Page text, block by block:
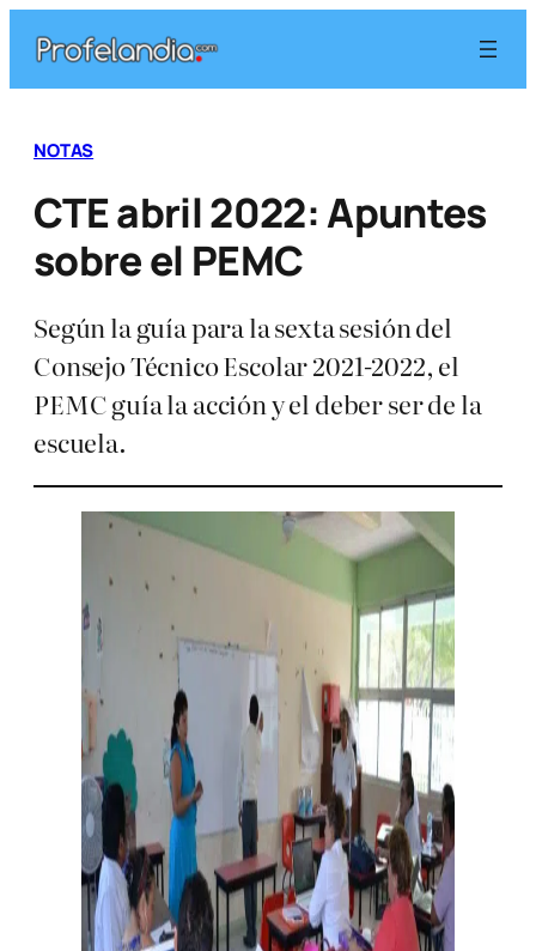
contenido
NOTAS
CTE abril 2022: Apuntes
sobre el PEMC
Según la guía para la sexta sesión del
Consejo Técnico Escolar 2021-2022, el
PEMC guía la acción y el deber ser de la
escuela.